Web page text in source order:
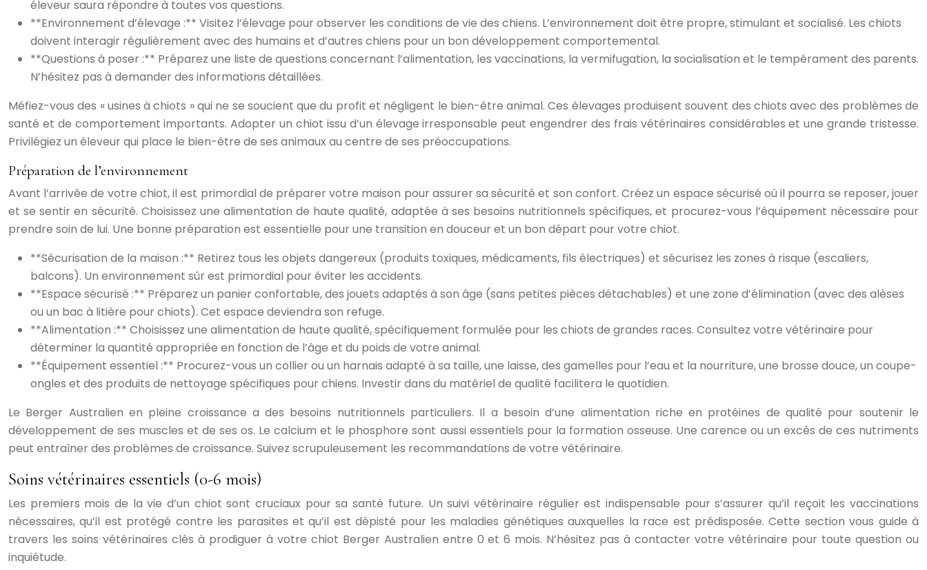
éleveur saura répondre à toutes vos questions.
**Environnement d’élevage :** Visitez l’élevage pour observer les conditions de vie des chiens. L’environnement doit être propre, stimulant et socialisé. Les chiots
doivent interagir régulièrement avec des humains et d’autres chiens pour un bon développement comportemental.
**Questions à poser :** Préparez une liste de questions concernant l’alimentation, les vaccinations, la vermifugation, la socialisation et le tempérament des parents.
N’hésitez pas à demander des informations détaillées.
Méfiez-vous des « usines à chiots » qui ne se soucient que du profit et négligent le bien-être animal. Ces élevages produisent souvent des chiots avec des problèmes de
santé et de comportement importants. Adopter un chiot issu d’un élevage irresponsable peut engendrer des frais vétérinaires considérables et une grande tristesse.
Privilégiez un éleveur qui place le bien-être de ses animaux au centre de ses préoccupations.
Préparation de l’environnement
Avant l’arrivée de votre chiot, il est primordial de préparer votre maison pour assurer sa sécurité et son confort. Créez un espace sécurisé où il pourra se reposer, jouer
et se sentir en sécurité. Choisissez une alimentation de haute qualité, adaptée à ses besoins nutritionnels spécifiques, et procurez-vous l’équipement nécessaire pour
prendre soin de lui. Une bonne préparation est essentielle pour une transition en douceur et un bon départ pour votre chiot.
**Sécurisation de la maison :** Retirez tous les objets dangereux (produits toxiques, médicaments, fils électriques) et sécurisez les zones à risque (escaliers,
balcons). Un environnement sûr est primordial pour éviter les accidents.
**Espace sécurisé :** Préparez un panier confortable, des jouets adaptés à son âge (sans petites pièces détachables) et une zone d’élimination (avec des alèses
ou un bac à litière pour chiots). Cet espace deviendra son refuge.
**Alimentation :** Choisissez une alimentation de haute qualité, spécifiquement formulée pour les chiots de grandes races. Consultez votre vétérinaire pour
déterminer la quantité appropriée en fonction de l’âge et du poids de votre animal.
**Équipement essentiel :** Procurez-vous un collier ou un harnais adapté à sa taille, une laisse, des gamelles pour l’eau et la nourriture, une brosse douce, un coupe-
ongles et des produits de nettoyage spécifiques pour chiens. Investir dans du matériel de qualité facilitera le quotidien.
Le Berger Australien en pleine croissance a des besoins nutritionnels particuliers. Il a besoin d’une alimentation riche en protéines de qualité pour soutenir le
développement de ses muscles et de ses os. Le calcium et le phosphore sont aussi essentiels pour la formation osseuse. Une carence ou un excès de ces nutriments
peut entraîner des problèmes de croissance. Suivez scrupuleusement les recommandations de votre vétérinaire.
Soins vétérinaires essentiels (0-6 mois)
Les premiers mois de la vie d’un chiot sont cruciaux pour sa santé future. Un suivi vétérinaire régulier est indispensable pour s’assurer qu’il reçoit les vaccinations
nécessaires, qu’il est protégé contre les parasites et qu’il est dépisté pour les maladies génétiques auxquelles la race est prédisposée. Cette section vous guide à
travers les soins vétérinaires clés à prodiguer à votre chiot Berger Australien entre 0 et 6 mois. N’hésitez pas à contacter votre vétérinaire pour toute question ou
inquiétude.